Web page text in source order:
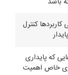
کاربردها کنترل
که پایداری
خاص اهمیت